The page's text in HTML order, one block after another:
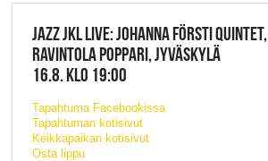
JAZZ JKL LIVE: JOHANNA FÖRSTI QUINTET,
RAVINTOLA POPPARI, JYVÄSKYLÄ
16.8. KLO 19:00
Tapahtuma Facebookissa
Tapahtuman kotisivut
Keikkapaikan kotisivut
Osta lippu